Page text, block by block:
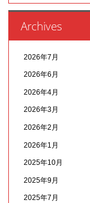
Archives
2026年7月
2026年6月
2026年4月
2026年3月
2026年2月
2026年1月
2025年10月
2025年9月
2025年7月